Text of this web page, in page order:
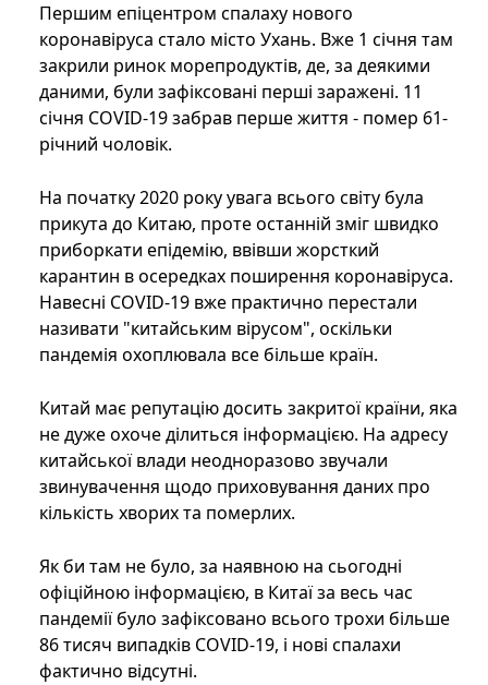
Першим епіцентром спалаху нового
коронавіруса стало місто Ухань. Вже 1 січня там
закрили ринок морепродуктів, де, за деякими
даними, були зафіксовані перші заражені. 11
січня COVID-19 забрав перше життя - помер 61-
річний чоловік.
На початку 2020 року увага всього світу була
прикута до Китаю, проте останній зміг швидко
приборкати епідемію, ввівши жорсткий
карантин в осередках поширення коронавіруса.
Навесні COVID-19 вже практично перестали
називати "китайським вірусом", оскільки
пандемія охоплювала все більше країн.
Китай має репутацію досить закритої країни, яка
не дуже охоче ділиться інформацією. На адресу
китайської влади неодноразово звучали
звинувачення щодо приховування даних про
кількість хворих та померлих.
Як би там не було, за наявною на сьогодні
офіційною інформацією, в Китаї за весь час
пандемії було зафіксовано всього трохи більше
86 тисяч випадків COVID-19, і нові спалахи
фактично відсутні.